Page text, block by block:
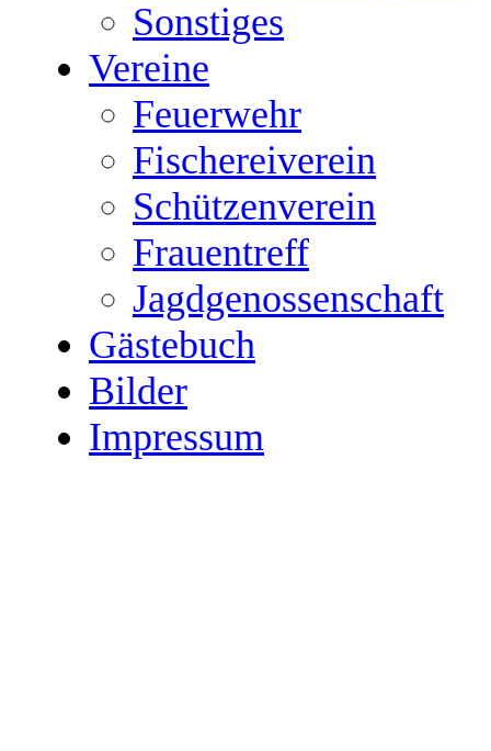
Sonstiges
Vereine
Feuerwehr
Fischereiverein
Schützenverein
Frauentreff
Jagdgenossenschaft
Gästebuch
Bilder
Impressum